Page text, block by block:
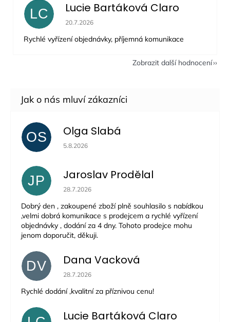
LC Lucie Bartáková Claro
Hodnocení obchodu je 5 z 5 hvězdiček.
20.7.2026
Rychlé vyřízení objednávky, příjemná komunikace
Zobrazit další hodnocení
OS Olga Slabá
Hodnocení obchodu je 5 z 5 hvězdiček.
5.8.2026
JP Jaroslav Prodělal
Hodnocení obchodu je 5 z 5 hvězdiček.
28.7.2026
Dobrý den , zakoupené zboží plně souhlasilo s nabídkou
,velmi dobrá komunikace s prodejcem a rychlé vyřízení
objednávky , dodání za 4 dny. Tohoto prodejce mohu
jenom doporučit, děkuji.
DV Dana Vacková
Hodnocení obchodu je 5 z 5 hvězdiček.
28.7.2026
Rychlé dodání ,kvalitní za příznivou cenu!
Lucie Bartáková Claro